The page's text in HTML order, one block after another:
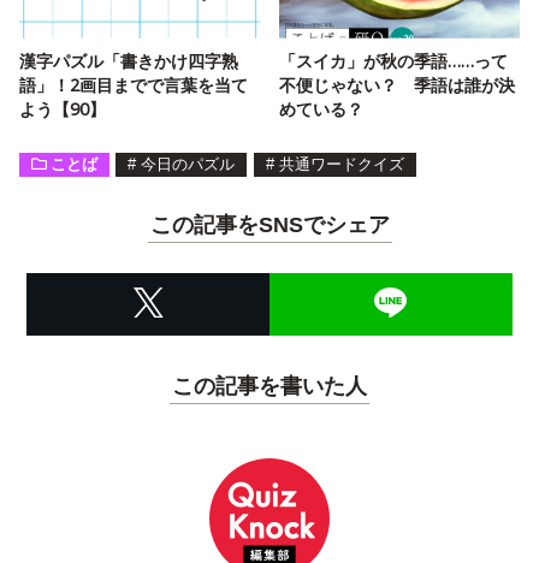
漢字パズル「書きかけ四字熟
語」！2画目までで言葉を当て
よう【90】
「スイカ」が秋の季語……って
不便じゃない？ 季語は誰が決
めている？
ことば # 今日のパズル # 共通ワードクイズ
この記事をSNSでシェア
この記事を書いた人